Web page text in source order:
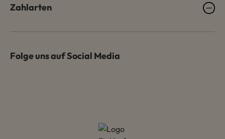
Zahlarten
Folge uns auf Social Media